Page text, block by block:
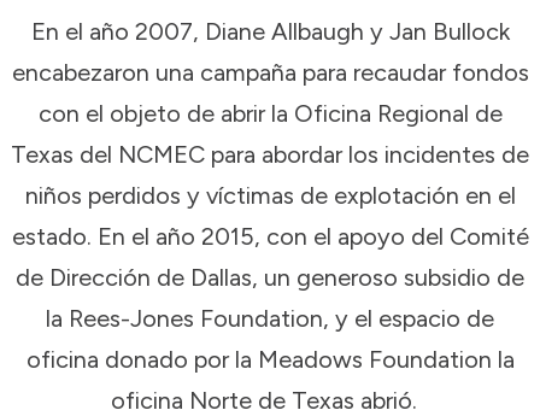
En el año 2007, Diane Allbaugh y Jan Bullock
encabezaron una campaña para recaudar fondos
con el objeto de abrir la Oficina Regional de
Texas del NCMEC para abordar los incidentes de
niños perdidos y víctimas de explotación en el
estado. En el año 2015, con el apoyo del Comité
de Dirección de Dallas, un generoso subsidio de
la Rees-Jones Foundation, y el espacio de
oficina donado por la Meadows Foundation la
oficina Norte de Texas abrió.